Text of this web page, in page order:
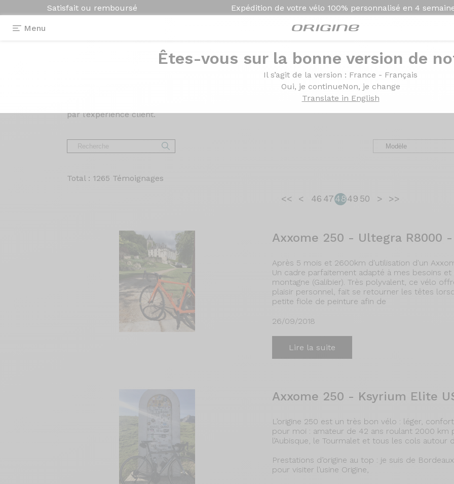
Satisfait ou remboursé Expédition de votre vélo 100% personnalisé en 4
Menu
Êtes-vous sur la bonne version de
Il s’agit de la version : France - Français
Oui, je continueNon, je change
Translate in English
témoignages des clients
Lisez les avis sur nos vélos de Route, Gravel, VTT et VAE. Des retours d’expérience, de la
par l’expérience client.
Total : 1265 Témoignages
<< < 46 474849 50 > >>
Axxome 250 - Ultegra R8000
Après 5 mois et 2600km d'utilisation d'un
Un cadre parfaitement adapté à mes besoins
montagne (Galibier). Très polyvalent, ce vélo
plaisir personnel, fait se retourner les têtes
petite fiole de peinture afin de
26/09/2018
Lire la suite
Axxome 250 - Ksyrium Elite
L’origine 250 est un très bon vélo : léger,
pour moi : amateur de 42 ans roulant 2000 km
l’Aubisque, le Tourmalet et tous les cols autour
Prestations d’origine au top : je suis de
pour visiter l’usine Origine,